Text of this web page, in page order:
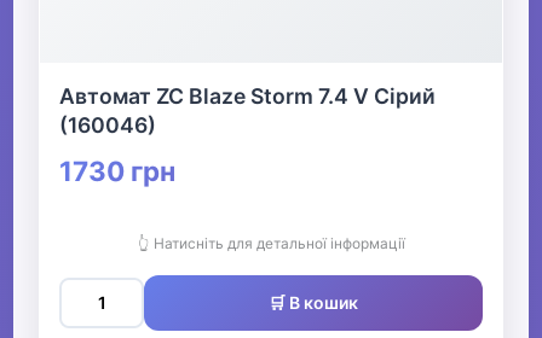
Автомат ZC Blaze Storm 7.4 V Сірий
(160046)
1730 грн
👆 Натисніть для детальної інформації
🛒 В кошик